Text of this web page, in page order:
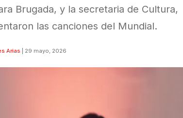
Brugada, y la secretaria de Cultura,
las canciones del Mundial.
Arias 29 mayo, 2026